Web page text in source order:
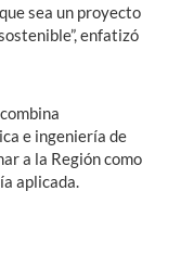
sea un proyecto
enfatizó
e ingeniería de
a la Región como
aplicada.